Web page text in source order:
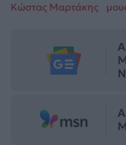
Κώστας Μαρτάκης